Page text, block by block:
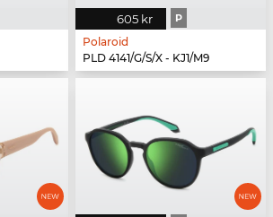
605 kr P
Polaroid
PLD 4141/G/S/X - KJ1/M9